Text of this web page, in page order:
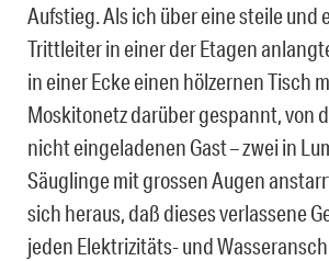
Aufstieg. Als ich über eine steile und
Trittleiter in einer der Etagen
in einer Ecke einen hölzernen Tisch
Moskitonetz darüber gespannt, von
nicht eingeladenen Gast – zwei in
Säuglinge mit grossen Augen
sich heraus, daß dieses verlassene
jeden Elektrizitäts- und